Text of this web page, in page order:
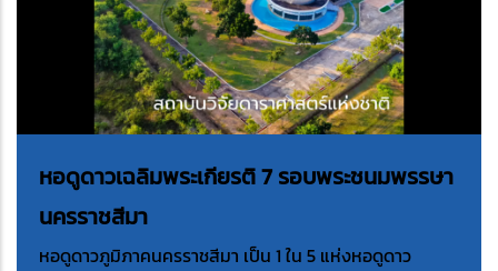
หอดูดาวเฉลิมพระเกียรติ 7 รอบพระชนมพรรษา
นครราชสีมา
หอดูดาวภูมิภาคนครราชสีมา เป็น 1 ใน 5 แห่งหอดูดาว